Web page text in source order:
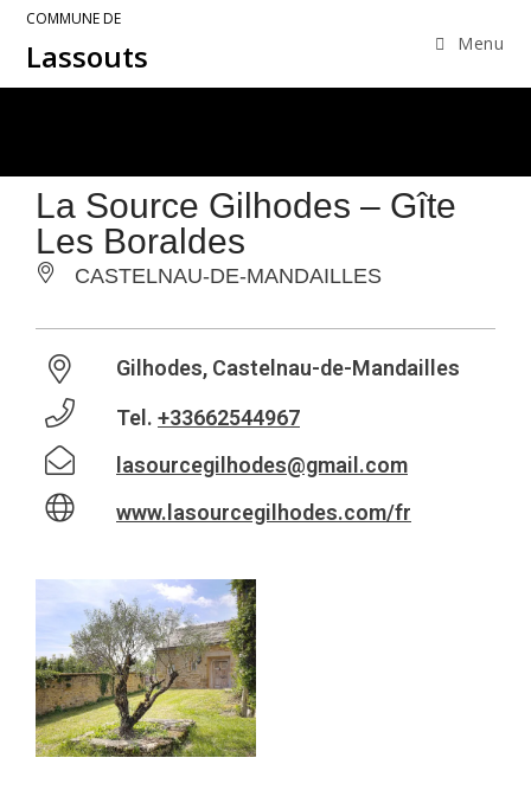
COMMUNE DE
Lassouts Menu
La Source Gilhodes – Gîte
Les Boraldes
CASTELNAU-DE-MANDAILLES
Gilhodes, Castelnau-de-Mandailles
Tel. +33662544967
lasourcegilhodes@gmail.com
www.lasourcegilhodes.com/fr